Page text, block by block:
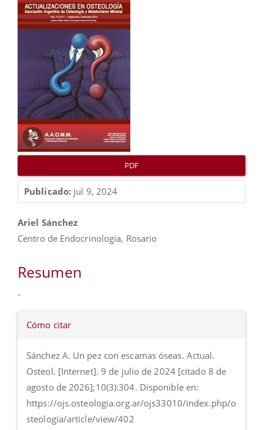
lateral
del
artículo
PDF
Publicado: jul 9, 2024
Contenido
principal
artículo
Ariel Sánchez
Centro de Endocrinología, Rosario
Resumen
-
Detalles
del
artículo
Cómo citar
Sánchez A. Un pez con escamas óseas. Actual.
Osteol. [Internet]. 9 de julio de 2024 [citado 8 de
agosto de 2026];10(3):304. Disponible en:
https://ojs.osteologia.org.ar/ojs33010/index.php/o
steologia/article/view/402